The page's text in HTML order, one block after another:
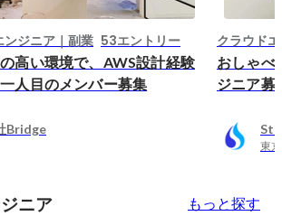
ンジニア｜副業 53エントリー
高い環境で、AWS設計経験
人目のメンバー募集
Bridge
クラウド
おしゃべ
ジニア募
東京
ニア もっと探す